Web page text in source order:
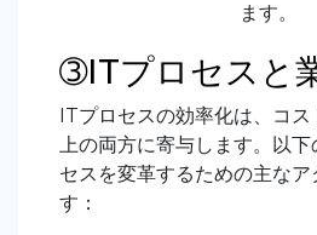
ます。
➂ITプロセスと
ITプロセスの効率化は、コ
上の両方に寄与します。以
セスを変革するための主なア
す：